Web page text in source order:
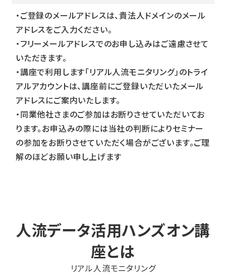
・ご登録のメールアドレスは、貴法人ドメインのメール
アドレスをご入力ください。
・フリーメールアドレスでのお申し込みはご遠慮させて
いただきます。
・講座で利用します「リアル人流モニタリング」のトライ
アルアカウントは、講座前にご登録いただいたメール
アドレスにご案内いたします。
・同業他社さまのご参加はお断りさせていただいてお
ります。お申込みの際には当社の判断によりセミナー
の参加をお断りさせていただく場合がございます。ご理
解のほどお願い申し上げます
人流データ活用ハンズオン講
座とは
リアル人流モニタリング